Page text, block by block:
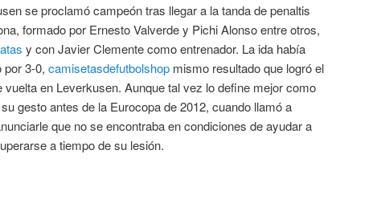
se proclamó campeón tras llegar a la tanda de penaltis
formado por Ernesto Valverde y Pichi Alonso entre otros,
y con Javier Clemente como entrenador. La ida había
por 3-0, camisetasdefutbolshopmismo resultado que logró el
vuelta en Leverkusen. Aunque tal vez lo define mejor como
gesto antes de la Eurocopa de 2012, cuando llamó a
que no se encontraba en condiciones de ayudar a
a tiempo de su lesión.